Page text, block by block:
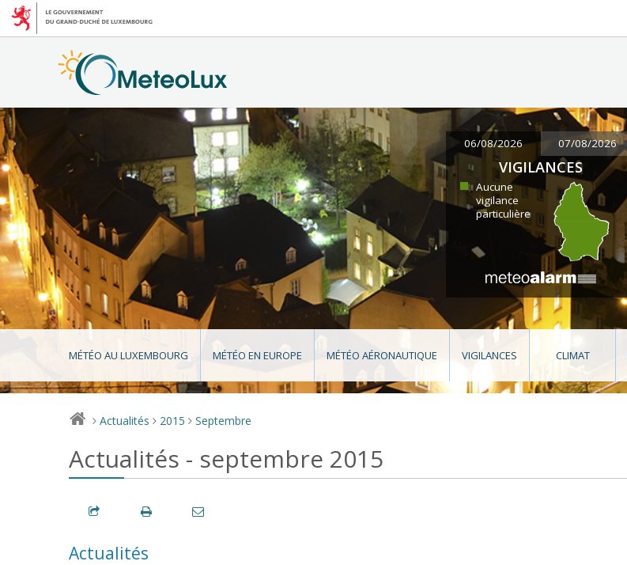
06/08/2026 07/08/2026
VIGILANCES
Aucune
vigilance
particulière
MÉTÉO AU LUXEMBOURG MÉTÉO EN EUROPE MÉTÉO AÉRONAUTIQUE VIGILANCES CLIMAT
> Actualités > 2015 > Septembre
Actualités - septembre 2015
Actualités